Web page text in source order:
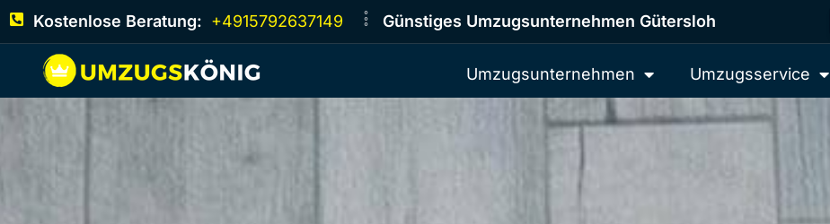
Kostenlose Beratung: +4915792637149 Günstiges Umzugsunternehmen Gütersloh
Umzugsunternehmen Umzugsservice